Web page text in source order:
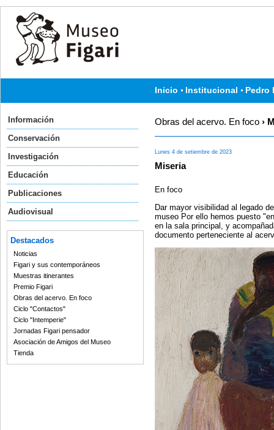
Inicio Institucional Pedro
Información
Conservación
Investigación
Educación
Publicaciones
Audiovisual
Destacados
Noticias
Figari y sus contemporáneos
Muestras itinerantes
Premio Figari
Obras del acervo. En foco
Ciclo "Contactos"
Ciclo "Intemperie"
Jornadas Figari pensador
Asociación de Amigos del Museo
Tienda
Obras del acervo. En foco ›
Lunes 4 de setiembre de 2023
Miseria
En foco
Dar mayor visibilidad al legado
museo Por ello hemos puesto
en la sala principal, y
documento perteneciente al